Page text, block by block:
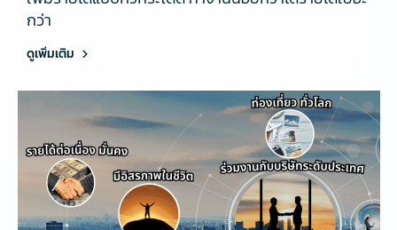
กว่า
ดูเพิ่มเติม